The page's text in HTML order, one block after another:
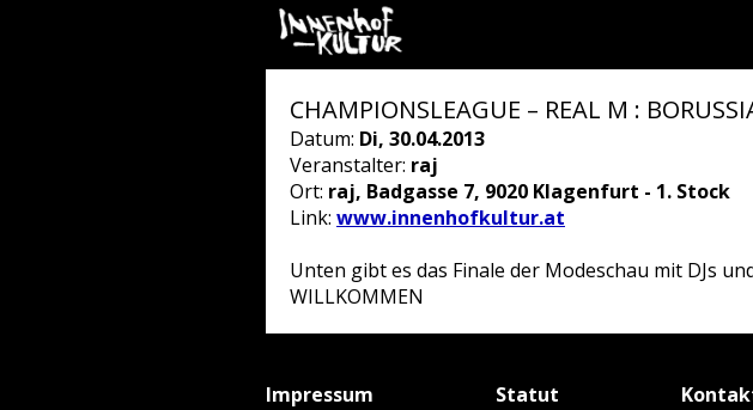
CHAMPIONSLEAGUE – REAL M :
Datum: Di, 30.04.2013
Veranstalter: raj
Ort: raj, Badgasse 7, 9020 Klagenfurt - 1. Stock
Link: www.innenhofkultur.at
Unten gibt es das Finale der Modeschau mit DJs
WILLKOMMEN
Impressum Statut